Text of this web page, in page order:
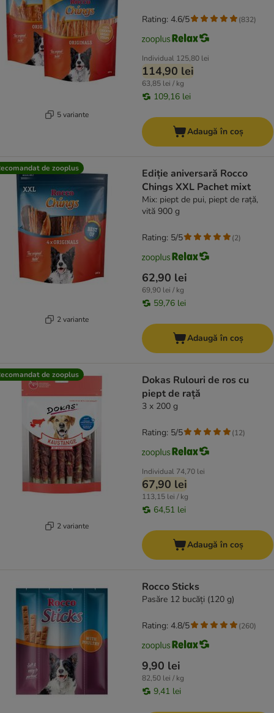
5 variante
Individual 125,80 lei
114,90 lei
63,85 lei / kg
109,16 lei
Rating: 4.6/5 (832)
Adaugă în coș
de zooplus
2 variante
Ediție aniversară Rocco
Chings XXL Pachet mixt
Mix: piept de pui, piept de rață,
vită 900 g
62,90 lei
69,90 lei / kg
59,76 lei
Rating: 5/5 (2)
Adaugă în coș
de zooplus
2 variante
Dokas Rulouri de ros cu
piept de rață
3 x 200 g
Individual 74,70 lei
67,90 lei
113,15 lei / kg
64,51 lei
Rating: 5/5 (12)
Adaugă în coș
Rocco Sticks
Pasăre 12 bucăți (120 g)
9,90 lei
82,50 lei / kg
9,41 lei
Rating: 4.8/5 (260)